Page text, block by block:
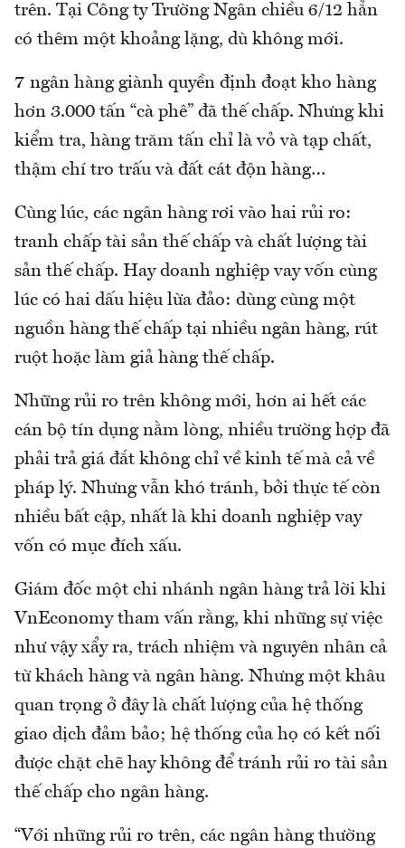
trên. Tại Công ty Trường Ngân chiều 6/12 hẳn
có thêm một khoảng lặng, dù không mới.
7 ngân hàng giành quyền định đoạt kho hàng
hơn 3.000 tấn “cà phê” đã thế chấp. Nhưng khi
kiểm tra, hàng trăm tấn chỉ là vỏ và tạp chất,
thậm chí tro trấu và đất cát độn hàng…
Cùng lúc, các ngân hàng rơi vào hai rủi ro:
tranh chấp tài sản thế chấp và chất lượng tài
sản thế chấp. Hay doanh nghiệp vay vốn cùng
lúc có hai dấu hiệu lừa đảo: dùng cùng một
nguồn hàng thế chấp tại nhiều ngân hàng, rút
ruột hoặc làm giả hàng thế chấp.
Những rủi ro trên không mới, hơn ai hết các
cán bộ tín dụng nằm lòng, nhiều trường hợp đã
phải trả giá đắt không chỉ về kinh tế mà cả về
pháp lý. Nhưng vẫn khó tránh, bởi thực tế còn
nhiều bất cập, nhất là khi doanh nghiệp vay
vốn có mục đích xấu.
Giám đốc một chi nhánh ngân hàng trả lời khi
VnEconomy tham vấn rằng, khi những sự việc
như vậy xẩy ra, trách nhiệm và nguyên nhân cả
từ khách hàng và ngân hàng. Nhưng một khâu
quan trọng ở đây là chất lượng của hệ thống
giao dịch đảm bảo; hệ thống của họ có kết nối
được chặt chẽ hay không để tránh rủi ro tài sản
thế chấp cho ngân hàng.
“Với những rủi ro trên, các ngân hàng thường